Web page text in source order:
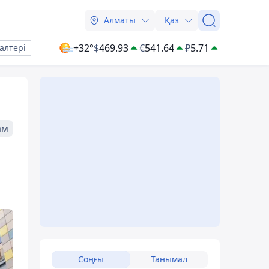
Алматы Қаз
+32°$469.93 €541.64 ₽5.71
Соңғы Танымал